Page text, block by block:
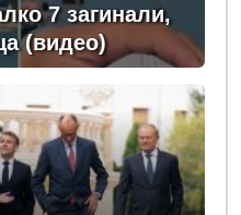
7 загинали,
(видео)